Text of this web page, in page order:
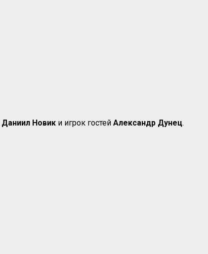
Даниил Новик и игрок гостей Александр Дунец.